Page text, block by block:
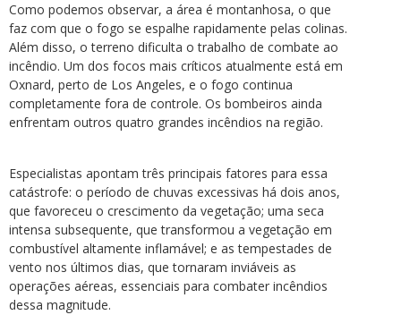
Como podemos observar, a área é montanhosa, o que
faz com que o fogo se espalhe rapidamente pelas colinas.
Além disso, o terreno dificulta o trabalho de combate ao
incêndio. Um dos focos mais críticos atualmente está em
Oxnard, perto de Los Angeles, e o fogo continua
completamente fora de controle. Os bombeiros ainda
enfrentam outros quatro grandes incêndios na região.
Especialistas apontam três principais fatores para essa
catástrofe: o período de chuvas excessivas há dois anos,
que favoreceu o crescimento da vegetação; uma seca
intensa subsequente, que transformou a vegetação em
combustível altamente inflamável; e as tempestades de
vento nos últimos dias, que tornaram inviáveis as
operações aéreas, essenciais para combater incêndios
dessa magnitude.